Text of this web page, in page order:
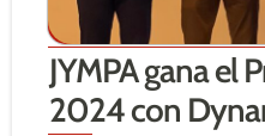
JYMPA gana el
2024 con